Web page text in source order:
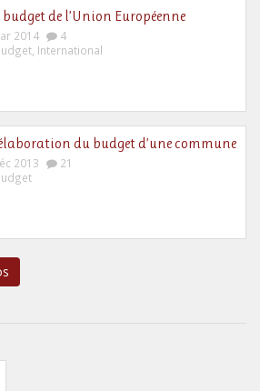
budget de l’Union Européenne
2014
4
International
du budget d’une commune
2013
21